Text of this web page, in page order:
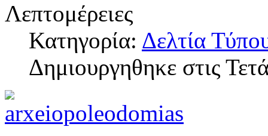
Λεπτομέρειες
Κατηγορία: Δελτία
Δημιουργηθηκε στις